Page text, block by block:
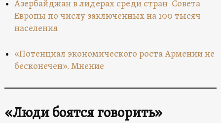
Азербайджан в лидерах среди стран Совета
Европы по числу заключенных на 100 тысяч
населения
«Потенциал экономического роста Армении не
бесконечен». Мнение
«Люди боятся говорить»